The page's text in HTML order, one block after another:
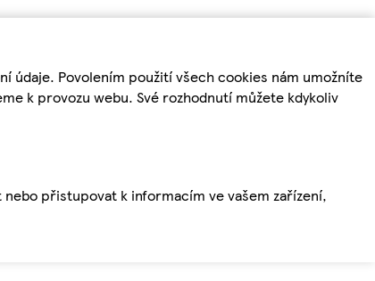
údaje. Povolením použití všech cookies nám umožníte
k provozu webu. Své rozhodnutí můžete kdykoliv
přistupovat k informacím ve vašem zařízení,